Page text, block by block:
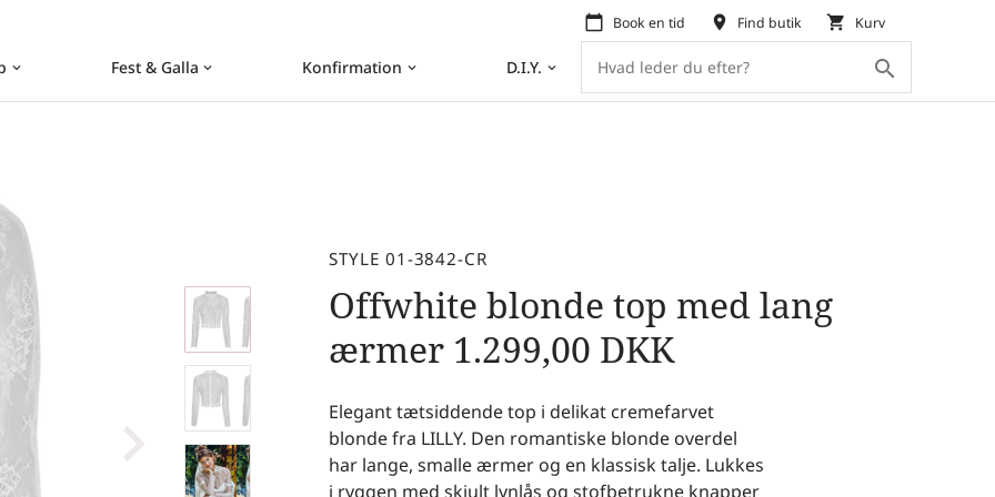
keyboard_arrow_down Fest & Galla keyboard_arrow_down Konfirmation keyboard_arrow_down D.I.Y. keyboard_arrow_down search
calendar_today Book en tid place Find butik shopping_cart Kurv
STYLE 01-3842-CR
Offwhite blonde top med lang
ærmer 1.299,00 DKK
Elegant tætsiddende top i delikat cremefarvet
blonde fra LILLY. Den romantiske blonde overdel
har lange, smalle ærmer og en klassisk talje. Lukkes
i ryggen med skjult lynlås og stofbetrukne knapper